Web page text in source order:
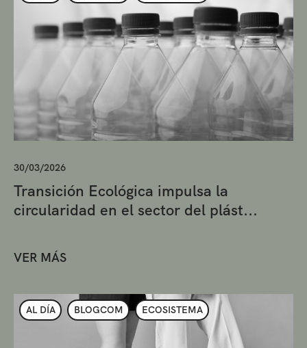
30/03/2026
Transición Ecológica impulsa la
circularidad en el sector del plást...
VER MÁS
AL DÍA BLOGCOM ECOSISTEMA